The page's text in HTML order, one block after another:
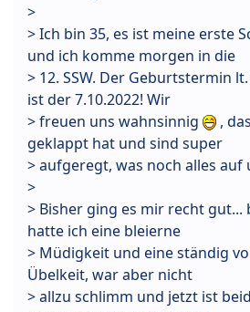
>
> Ich bin 35, es ist meine erste
und ich komme morgen in die
> 12. SSW. Der Geburtstermin
ist der 7.10.2022! Wir
> freuen uns wahnsinnig
,
geklappt hat und sind super
> aufgeregt, was noch alles auf
>
> Bisher ging es mir recht gut...
hatte ich eine bleierne
> Müdigkeit und eine ständig
Übelkeit, war aber nicht
> allzu schlimm und jetzt ist